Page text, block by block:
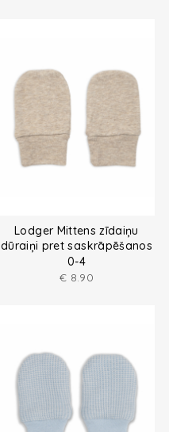
Lodger Mittens zīdaiņu
dūraiņi pret saskrāpēšanos
no melanža dzijas
0-4
€ 8.90